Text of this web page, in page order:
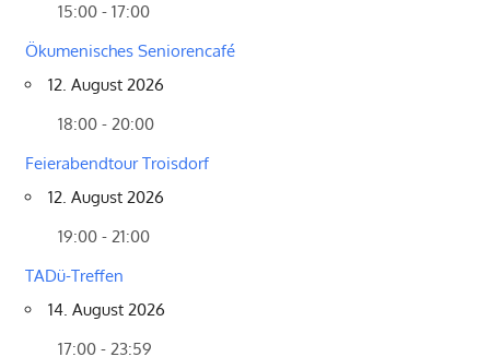
15:00 - 17:00
Ökumenisches Seniorencafé
12. August 2026
18:00 - 20:00
Feierabendtour Troisdorf
12. August 2026
19:00 - 21:00
TADü-Treffen
14. August 2026
17:00 - 23:59